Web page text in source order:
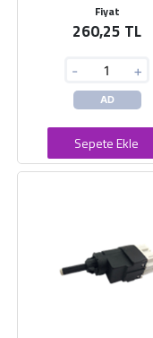
Fiyat
260,25 TL
- +
AD
Sepete Ekle